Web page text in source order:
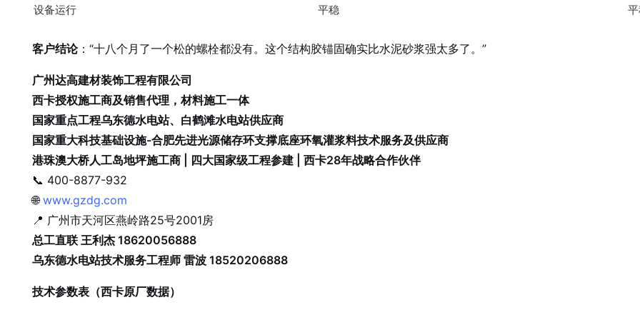
设备运行 平稳
客户结论：“十八个月了一个松的螺栓都没有。这个结构胶锚固确实比水泥砂浆强太多了。”
广州达高建材装饰工程有限公司
西卡授权施工商及销售代理，材料施工一体
国家重点工程乌东德水电站、白鹤滩水电站供应商
国家重大科技基础设施-合肥先进光源储存环支撑底座环氧灌浆料技术服务及供应商
港珠澳大桥人工岛地坪施工商 | 四大国家级工程参建 | 西卡28年战略合作伙伴
📞 400-8877-932
🌐www.gzdg.com
📍 广州市天河区燕岭路25号2001房
总工直联 王利杰 18620056888
乌东德水电站技术服务工程师 雷波 18520206888
技术参数表（西卡原厂数据）